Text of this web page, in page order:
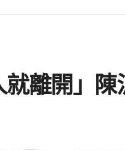
離開」陳